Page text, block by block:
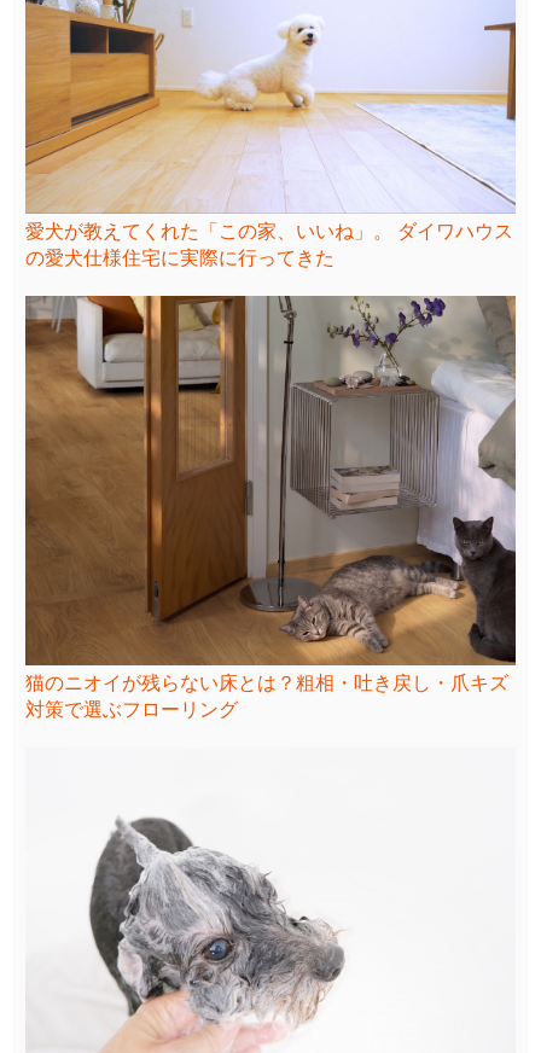
愛犬が教えてくれた「この家、いいね」。 ダイワハウス
の愛犬仕様住宅に実際に行ってきた
猫のニオイが残らない床とは？粗相・吐き戻し・爪キズ
対策で選ぶフローリング